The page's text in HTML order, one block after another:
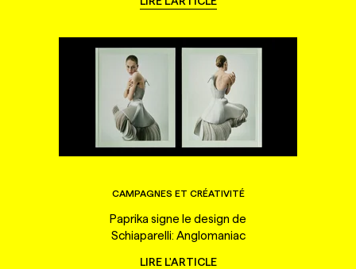
CAMPAGNES ET CRÉATIVITÉ
Paprika signe le design de
Schiaparelli: Anglomaniac
LIRE L'ARTICLE